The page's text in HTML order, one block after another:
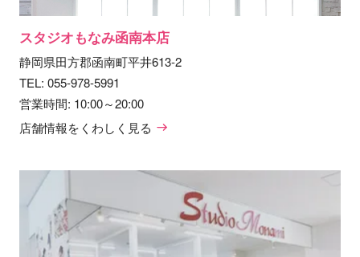
スタジオもなみ函南本店
静岡県田方郡函南町平井613-2
TEL: 055-978-5991
営業時間: 10:00～20:00
店舗情報をくわしく見る